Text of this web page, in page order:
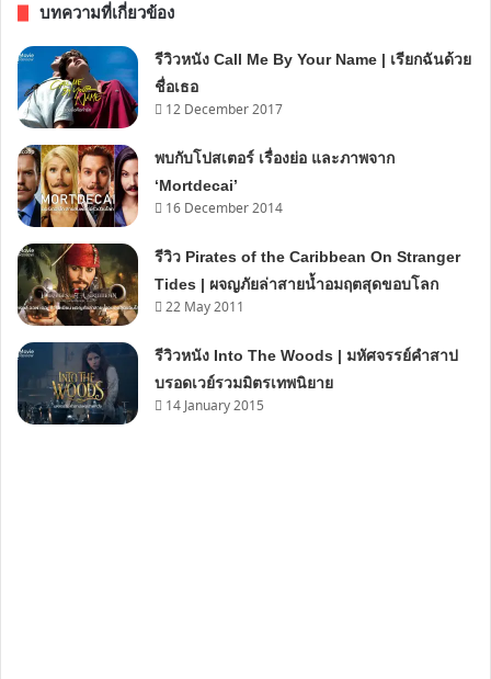
บทความที่เกี่ยวข้อง
รีวิวหนัง Call Me By Your Name | เรียกฉันด้วย
ชื่อเธอ
12 December 2017
พบกับโปสเตอร์ เรื่องย่อ และภาพจาก
‘Mortdecai’
16 December 2014
รีวิว Pirates of the Caribbean On Stranger
Tides | ผจญภัยล่าสายน้ำอมฤตสุดขอบโลก
22 May 2011
รีวิวหนัง Into The Woods | มหัศจรรย์คำสาป
บรอดเวย์รวมมิตรเทพนิยาย
14 January 2015